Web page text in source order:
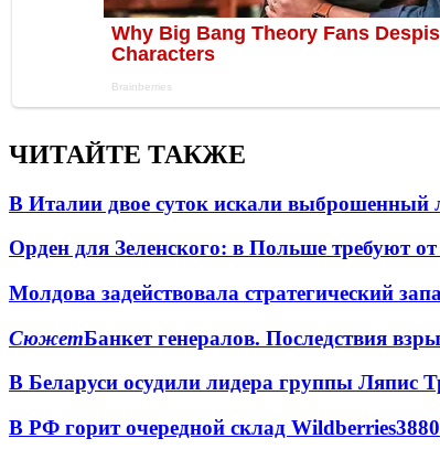
ЧИТАЙТЕ ТАКЖЕ
В Италии двое суток искали
Орден для Зеленского: в Польше требуют
Молдова задействовала стратегический
СюжетБанкет генералов. Последствия
В Беларуси осудили лидера группы Ляпис
В РФ горит очередной склад Wildberries3880